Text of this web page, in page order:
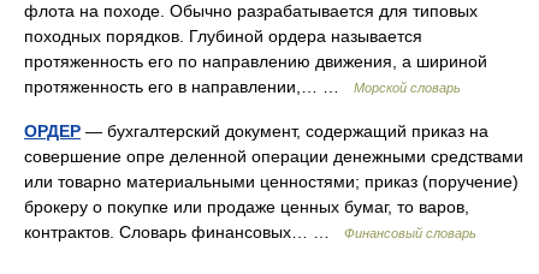
флота на походе. Обычно разрабатывается для типовых
походных порядков. Глубиной ордера называется
протяженность его по направлению движения, а шириной
протяженность его в направлении,… …
Морской словарь
ОРДЕР — бухгалтерский документ, содержащий приказ на
совершение опре деленной операции денежными средствами
или товарно материальными ценностями; приказ (поручение)
брокеру о покупке или продаже ценных бумаг, то варов,
контрактов. Словарь финансовых… …
Финансовый словарь